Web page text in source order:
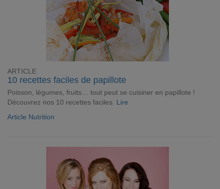
ARTICLE
10 recettes faciles de papillote
Poisson, légumes, fruits… tout peut se cuisiner en papillote !
Découvrez nos 10 recettes faciles. Lire
Article Nutrition